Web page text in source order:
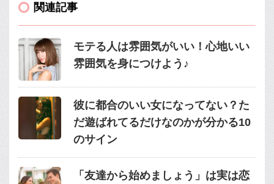
関連記事
モテる人は雰囲気がいい！心地いい
雰囲気を身につけよう♪
彼に都合のいい女になってない？た
だ遊ばれてるだけなのかが分かる10
のサイン
「友達から始めましょう」は実は恋